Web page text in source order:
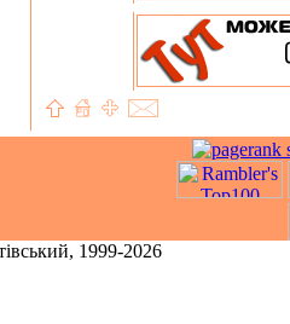
1999-2026